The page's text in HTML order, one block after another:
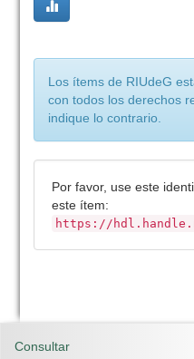
Los ítems de RIUdeG
con todos los derechos
indique lo contrario.
Por favor, use este
este ítem:
https://
Consultar